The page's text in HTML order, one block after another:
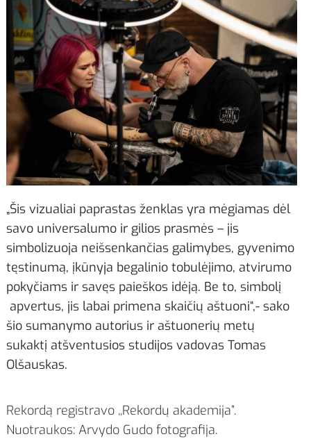
„Šis vizualiai paprastas ženklas yra mėgiamas dėl
savo universalumo ir gilios prasmės – jis
simbolizuoja neišsenkančias galimybes, gyvenimo
tęstinumą, įkūnyja begalinio tobulėjimo, atvirumo
pokyčiams ir savęs paieškos idėją. Be to, simbolį
apvertus, jis labai primena skaičių aštuoni“,- sako
šio sumanymo autorius ir aštuonerių metų
sukaktį atšventusios studijos vadovas Tomas
Olšauskas.
Rekordą registravo ,,Rekordų akademija”.
Nuotraukos: Arvydo Gudo fotografija.